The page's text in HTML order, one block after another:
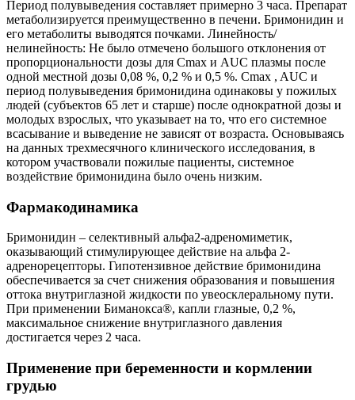
Период полувыведения составляет примерно 3 часа. Препарат
метаболизируется преимущественно в печени. Бримонидин и
его метаболиты выводятся почками. Линейность/
нелинейность: Не было отмечено большого отклонения от
пропорциональности дозы для Cmax и AUC плазмы после
одной местной дозы 0,08 %, 0,2 % и 0,5 %. Cmax , AUC и
период полувыведения бримонидина одинаковы у пожилых
людей (субъектов 65 лет и старше) после однократной дозы и
молодых взрослых, что указывает на то, что его системное
всасывание и выведение не зависят от возраста. Основываясь
на данных трехмесячного клинического исследования, в
котором участвовали пожилые пациенты, системное
воздействие бримонидина было очень низким.
Фармакодинамика
Бримонидин – селективный альфа2-адреномиметик,
оказывающий стимулирующее действие на альфа 2-
адренорецепторы. Гипотензивное действие бримонидина
обеспечивается за счет снижения образования и повышения
оттока внутриглазной жидкости по увеосклеральному пути.
При применении Биманокса®, капли глазные, 0,2 %,
максимальное снижение внутриглазного давления
достигается через 2 часа.
Применение при беременности и кормлении
грудью